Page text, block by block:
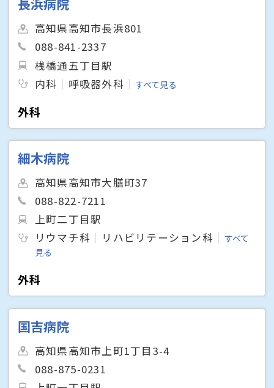
長浜病院
高知県高知市長浜801
088-841-2337
桟橋通五丁目駅
内科
呼吸器外科 すべて見る
外科
細木病院
高知県高知市大膳町37
088-822-7211
上町二丁目駅
リウマチ科
リハビリテーション科
すべて
見る
外科
国吉病院
高知県高知市上町1丁目3-4
088-875-0231